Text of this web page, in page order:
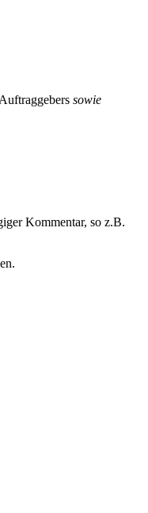
sowie
Kommentar, so z.B.